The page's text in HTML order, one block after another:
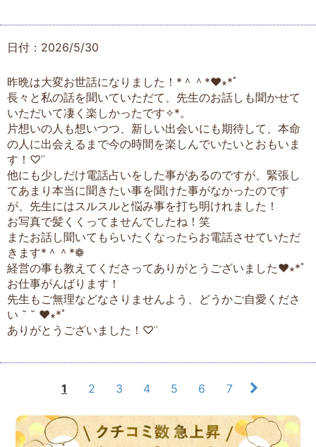
日付：2026/5/30
昨晩は大変お世話になりました！*＾＾*♥︎︎∗︎*ﾟ
長々と私の話を聞いていただて、先生のお話しも聞かせて
いただいて凄く楽しかったです✧︎*。
片想いの人も想いつつ、新しい出会いにも期待して、本命
の人に出会えるまで今の時間を楽しんでいたいとおもいま
す！♡ʾʾ
他にも少しだけ電話占いをした事があるのですが、緊張し
てあまり本当に聞きたい事を聞けた事がなかったのです
が、先生にはスルスルと悩み事を打ち明けれました！
お写真で髪くくってませんでしたね！笑
またお話し聞いてもらいたくなったらお電話させていただ
きます*＾＾*❁︎
経営の事も教えてくださってありがとうございました♥︎︎∗︎*ﾟ
お仕事がんばります！
先生もご無理などなさりませんよう、どうかご自愛くださ
い ˘ ˘ ♥︎︎∗︎*ﾟ
ありがとうございました！♡ʾʾ
1 2 3 4 5 6 7